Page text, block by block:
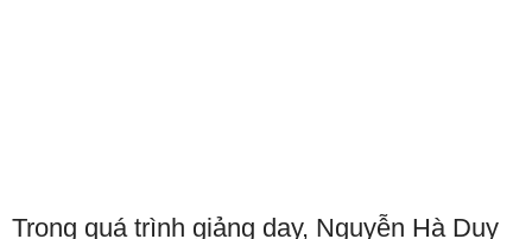
Trong quá trình giảng dạy, Nguyễn Hà Duy